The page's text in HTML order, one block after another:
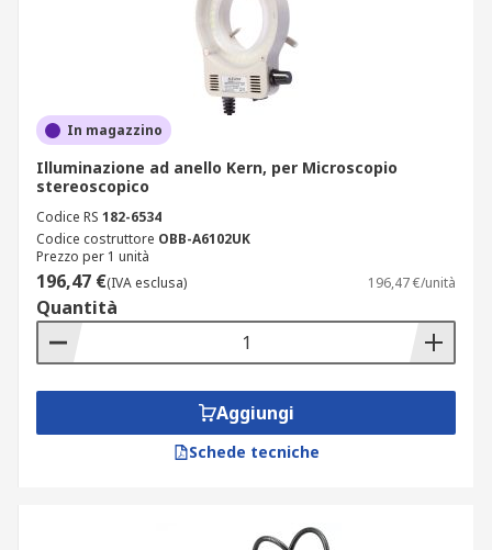
In magazzino
Illuminazione ad anello Kern, per Microscopio
stereoscopico
Codice RS 182-6534
Codice costruttore OBB-A6102UK
Prezzo per 1 unità
196,47 €(IVA esclusa) 196,47 €/unità
Quantità
Aggiungi
Schede tecniche